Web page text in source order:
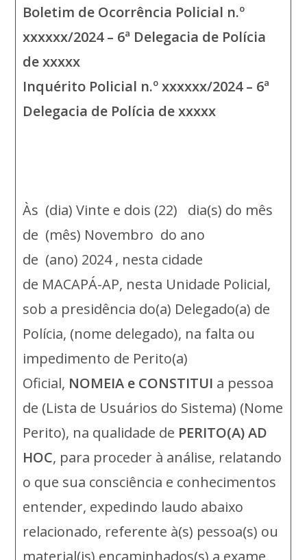
Boletim de Ocorrência Policial n.º
xxxxxx/2024 – 6ª Delegacia de Polícia
de xxxxx
Inquérito Policial n.º xxxxxx/2024 – 6ª
Delegacia de Polícia de xxxxx
Às (dia) Vinte e dois (22) dia(s) do mês
de (mês) Novembro do ano
de (ano) 2024 , nesta cidade
de MACAPÁ-AP, nesta Unidade Policial,
sob a presidência do(a) Delegado(a) de
Polícia, (nome delegado), na falta ou
impedimento de Perito(a)
Oficial, NOMEIA e CONSTITUI a pessoa
de (Lista de Usuários do Sistema) (Nome
Perito), na qualidade de PERITO(A) AD
HOC, para proceder à análise, relatando
o que sua consciência e conhecimentos
entender, expedindo laudo abaixo
relacionado, referente à(s) pessoa(s) ou
material(is) encaminhados(s) a exame,